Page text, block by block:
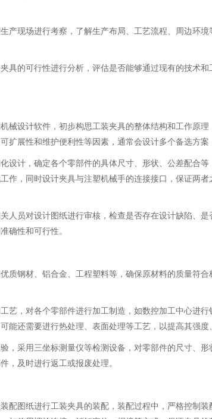
产现场进行考察，了解生产布局、工艺流程、周边环境
具的可行性进行分析，评估是否能够通过现有的技术
械设计软件，初步构思工装夹具的整体结构和工作原
扩展性和维护便利性等因素，通常会设计多个备选方案
设计，确定各个零部件的具体尺寸、形状、公差配合
作，同时设计夹具与注塑机械手的连接接口，保证两
人员对设计图纸进行审核，检查是否存在设计缺陷、
确性和可行性。
质钢材、铝合金、工程塑料等，确保原材料的质量符
艺，对各个零部件进行加工制造，如数控加工中心进
能还需要进行热处理、表面处理等工艺，以提高其强度
，采用三坐标测量仪等检测设备，对零部件的尺寸、形
，及时进行返工或报废处理。
配图纸进行工装夹具的装配，装配过程中，严格控制装